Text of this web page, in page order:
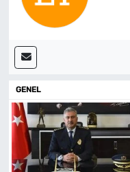
GENEL
EKONOMİ
SAĞLIK
YAŞAM
Manisa Trafik
Son Dakika
Haber Arşivi